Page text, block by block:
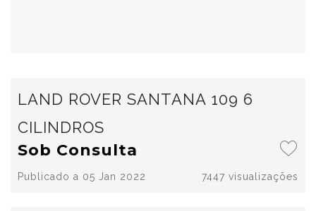
LAND ROVER SANTANA 109 6
CILINDROS
Sob Consulta
Publicado a 05 Jan 2022 7447 visualizações